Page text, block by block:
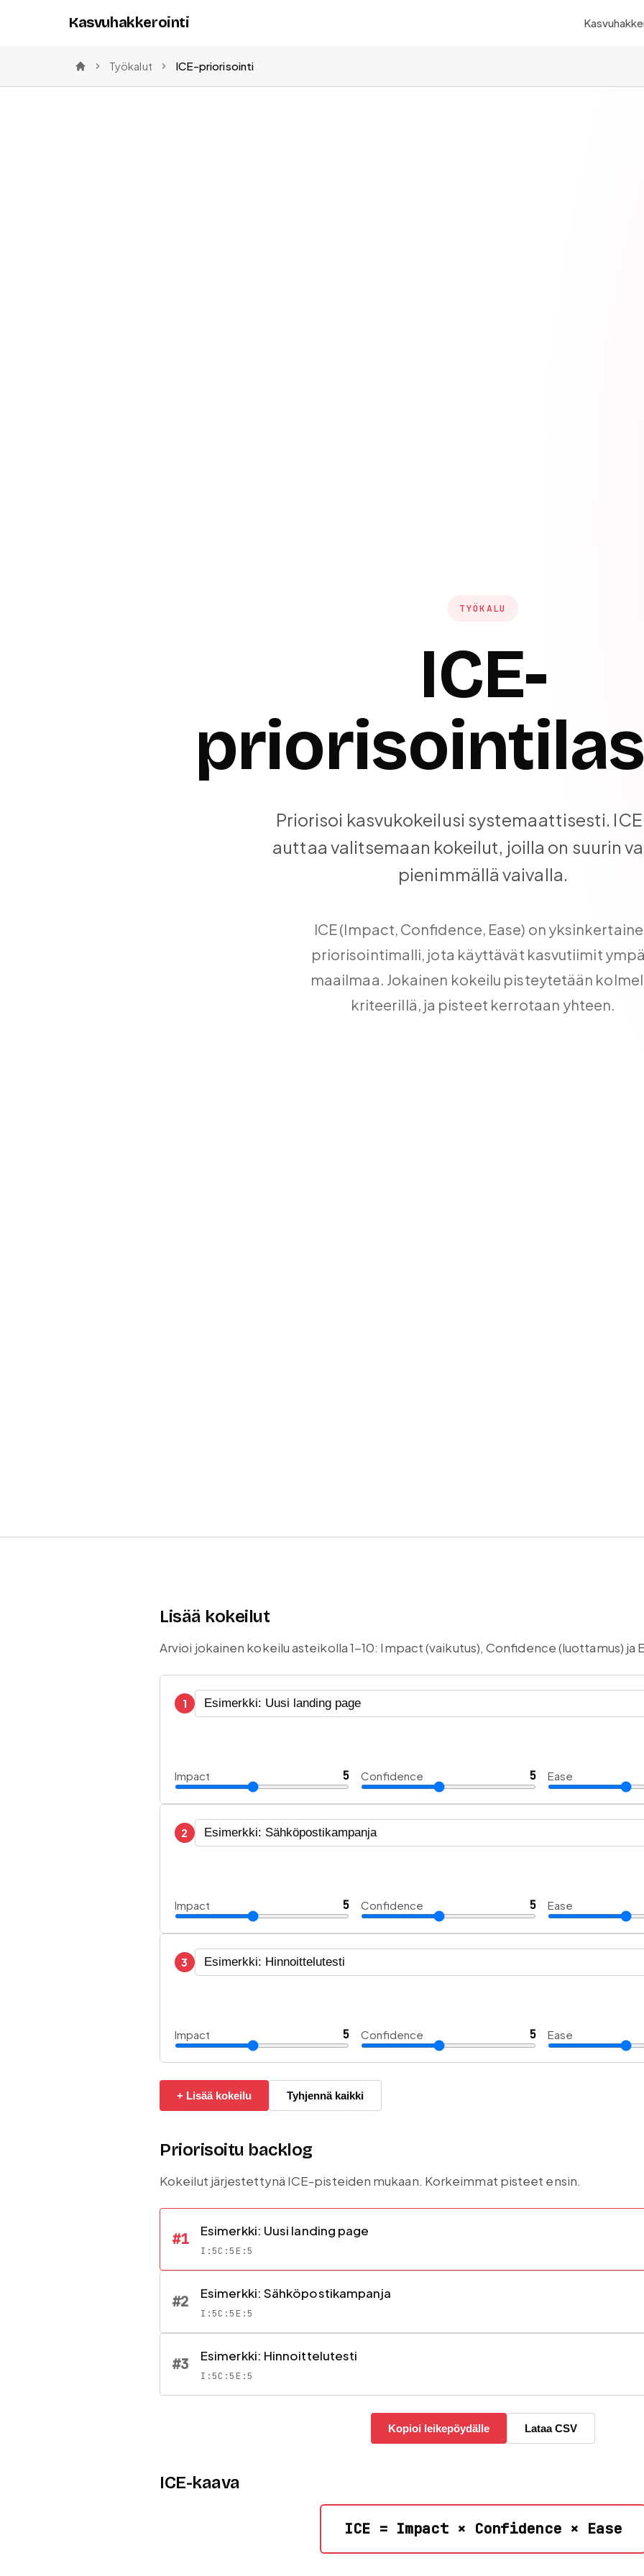
Kasvuhakkerointi
Etusivu
Työkalut ICE-priorisointi
TYÖKALU
ICE-
Priorisoi kasvukokeilusi systemaattisesti.
auttaa valitsemaan kokeilut, joilla on suurin
pienimmällä vaivalla.
ICE (Impact, Confidence, Ease) on
priorisointimalli, jota käyttävät kasvutiimit
maailmaa. Jokainen kokeilu pisteytetään
kriteerillä, ja pisteet kerrotaan yhteen.
Lisää kokeilut
Arvioi jokainen kokeilu asteikolla 1-10: Impact (vaikutus), Confidence (luottamus) ja
1
Impact 5 Confidence 5 Ease
2
Impact 5 Confidence 5 Ease
3
Impact 5 Confidence 5 Ease
+ Lisää kokeilu Tyhjennä kaikki
Priorisoitu backlog
Kokeilut järjestettynä ICE-pisteiden mukaan. Korkeimmat pisteet ensin.
#1 Esimerkki: Uusi landing page
I:5C:5E:5
#2 Esimerkki: Sähköpostikampanja
I:5C:5E:5
#3 Esimerkki: Hinnoittelutesti
I:5C:5E:5
Kopioi leikepöydälle Lataa CSV
ICE-kaava
ICE = Impact × Confidence × Ease